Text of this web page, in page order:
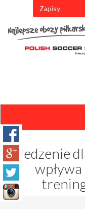
Zapisy
Jedzenie